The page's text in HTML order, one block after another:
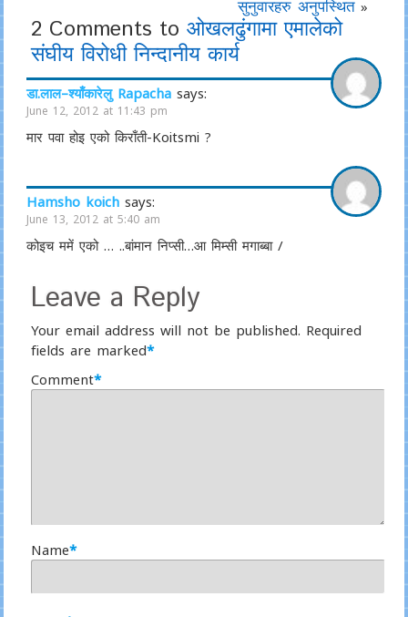
सुनुवारहरु अनुपस्थित »
2 Comments to ओखलढुंगामा एमालेको
संघीय विरोधी निन्दानीय कार्य
डा.लाल–श्याँकारेलु Rapacha says:
June 12, 2012 at 11:43 pm
मार पवा होइ एको किराँती-Koitsmi ?
Hamsho koich says:
June 13, 2012 at 5:40 am
कोइच ममें एको … ..बांमान निप्सी…आ मिम्सी मगाब्बा /
Leave a Reply
Your email address will not be published. Required
fields are marked*
Comment*
Name*